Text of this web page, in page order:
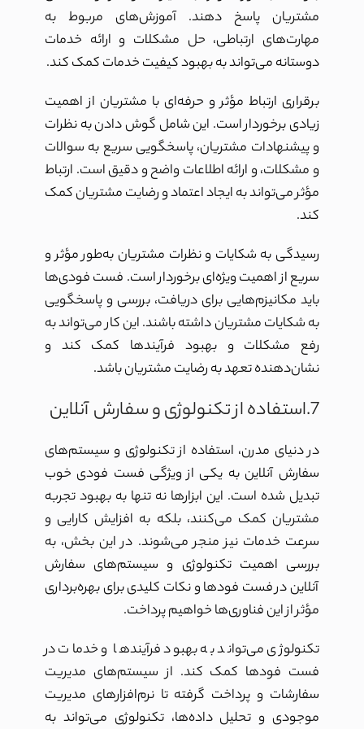
مشتریان پاسخ دهند. آموزش‌های مربوط به
مهارت‌های ارتباطی، حل مشکلات و ارائه خدمات
دوستانه می‌تواند به بهبود کیفیت خدمات کمک کند.
برقراری ارتباط مؤثر و حرفه‌ای با مشتریان از اهمیت
زیادی برخوردار است. این شامل گوش دادن به نظرات
و پیشنهادات مشتریان، پاسخگویی سریع به سوالات
و مشکلات، و ارائه اطلاعات واضح و دقیق است. ارتباط
مؤثر می‌تواند به ایجاد اعتماد و رضایت مشتریان کمک
کند.
رسیدگی به شکایات و نظرات مشتریان به‌طور مؤثر و
سریع از اهمیت ویژه‌ای برخوردار است. فست فودی‌ها
باید مکانیزم‌هایی برای دریافت، بررسی و پاسخگویی
به شکایات مشتریان داشته باشند. این کار می‌تواند به
رفع مشکلات و بهبود فرآیندها کمک کند و
نشان‌دهنده تعهد به رضایت مشتریان باشد.
7.استفاده از تکنولوژی و سفارش آنلاین
در دنیای مدرن، استفاده از تکنولوژی و سیستم‌های
سفارش آنلاین به یکی از ویژگی فست فودی خوب
تبدیل شده است. این ابزارها نه تنها به بهبود تجربه
مشتریان کمک می‌کنند، بلکه به افزایش کارایی و
سرعت خدمات نیز منجر می‌شوند. در این بخش، به
بررسی اهمیت تکنولوژی و سیستم‌های سفارش
آنلاین در فست فودها و نکات کلیدی برای بهره‌برداری
مؤثر از این فناوری‌ها خواهیم پرداخت.
تکنولوژی می‌تواند به بهبود فرآیندها و خدمات در
فست فودها کمک کند. از سیستم‌های مدیریت
سفارشات و پرداخت گرفته تا نرم‌افزارهای مدیریت
موجودی و تحلیل داده‌ها، تکنولوژی می‌تواند به